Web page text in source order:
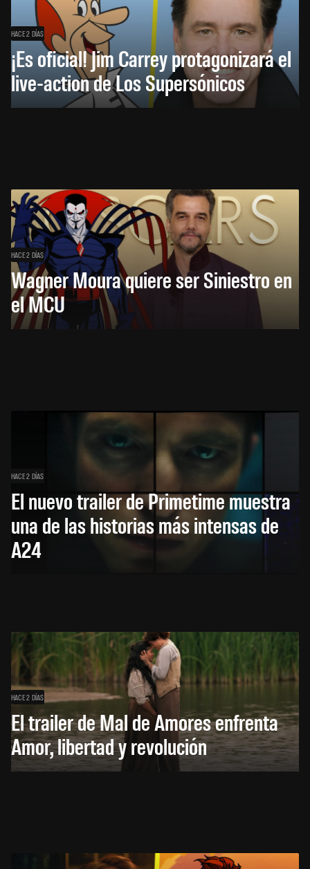
HACE 2 DÍAS
¡Es oficial! Jim Carrey protagonizará el
live-action de Los Supersónicos
HACE 2 DÍAS
Wagner Moura quiere ser Siniestro en
el MCU
HACE 2 DÍAS
El nuevo trailer de Primetime muestra
una de las historias más intensas de
A24
HACE 2 DÍAS
El trailer de Mal de Amores enfrenta
Amor, libertad y revolución